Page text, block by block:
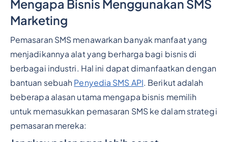
Mengapa Bisnis Menggunakan SMS
Marketing
Pemasaran SMS menawarkan banyak manfaat yang
menjadikannya alat yang berharga bagi bisnis di
berbagai industri. Hal ini dapat dimanfaatkan dengan
bantuan sebuah Penyedia SMS API. Berikut adalah
beberapa alasan utama mengapa bisnis memilih
untuk memasukkan pemasaran SMS ke dalam strategi
pemasaran mereka: